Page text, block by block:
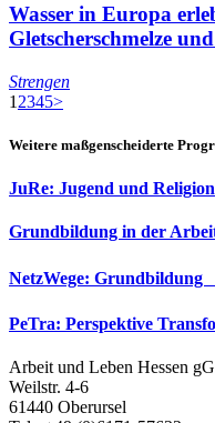
Wasser in Europa
Gletscherschmelze
Strengen
1 2345>
Weitere maßgenscheiderte
JuRe: Jugend und Religion
Grundbildung in der
NetzWege: Grundbildung
PeTra: Perspektive
Arbeit und Leben Hessen
Weilstr. 4-6
61440 Oberursel